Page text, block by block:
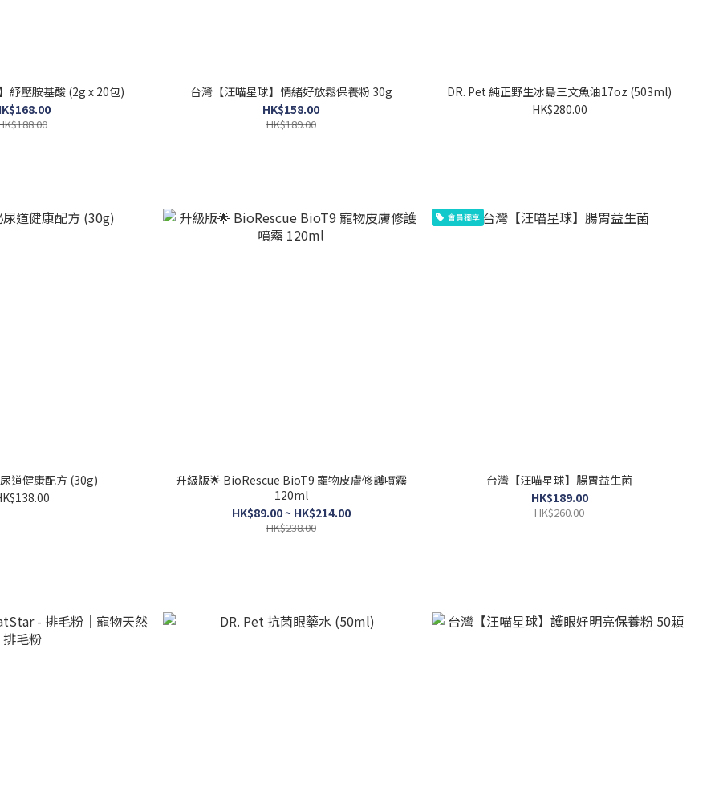
紓壓胺基酸 (2g x 20包)
台灣【汪喵星球】情緒好放鬆保養粉 30g
HK$158.00
HK$189.00
DR. Pet 純正野生冰島三文魚油17oz (503ml)
HK$280.00
道健康配方 (30g)
升級版🌟 BioRescue BioT9 寵物皮膚修護噴霧
120ml
HK$89.00 ~ HK$214.00
HK$238.00
會員獨享
台灣【汪喵星球】腸胃益生菌
HK$189.00
HK$260.00